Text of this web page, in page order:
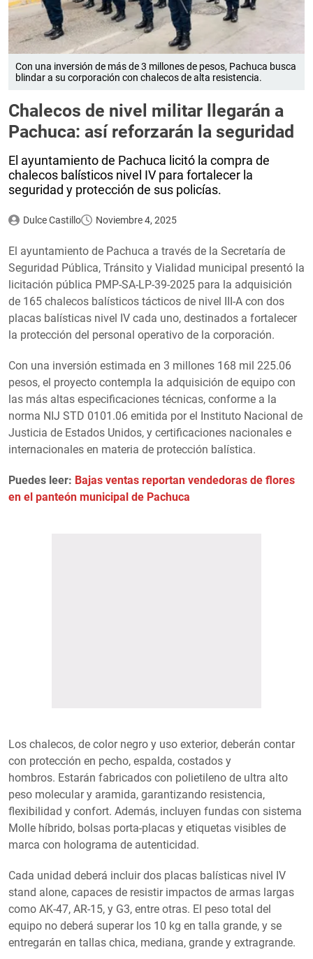
Con una inversión de más de 3 millones de pesos, Pachuca busca
blindar a su corporación con chalecos de alta resistencia.
Chalecos de nivel militar llegarán a
Pachuca: así reforzarán la seguridad
El ayuntamiento de Pachuca licitó la compra de
chalecos balísticos nivel IV para fortalecer la
seguridad y protección de sus policías.
Dulce Castillo Noviembre 4, 2025
El ayuntamiento de Pachuca a través de la Secretaría de
Seguridad Pública, Tránsito y Vialidad municipal presentó la
licitación pública PMP-SA-LP-39-2025 para la adquisición
de 165 chalecos balísticos tácticos de nivel III-A con dos
placas balísticas nivel IV cada uno, destinados a fortalecer
la protección del personal operativo de la corporación.
Con una inversión estimada en 3 millones 168 mil 225.06
pesos, el proyecto contempla la adquisición de equipo con
las más altas especificaciones técnicas, conforme a la
norma NIJ STD 0101.06 emitida por el Instituto Nacional de
Justicia de Estados Unidos, y certificaciones nacionales e
internacionales en materia de protección balística.
Puedes leer: Bajas ventas reportan vendedoras de flores
en el panteón municipal de Pachuca
Los chalecos, de color negro y uso exterior, deberán contar
con protección en pecho, espalda, costados y
hombros. Estarán fabricados con polietileno de ultra alto
peso molecular y aramida, garantizando resistencia,
flexibilidad y confort. Además, incluyen fundas con sistema
Molle híbrido, bolsas porta-placas y etiquetas visibles de
marca con holograma de autenticidad.
Cada unidad deberá incluir dos placas balísticas nivel IV
stand alone, capaces de resistir impactos de armas largas
como AK-47, AR-15, y G3, entre otras. El peso total del
equipo no deberá superar los 10 kg en talla grande, y se
entregarán en tallas chica, mediana, grande y extragrande.